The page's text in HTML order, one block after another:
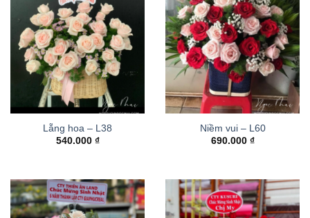
Lẵng hoa – L38
540.000 ₫
Niềm vui – L60
690.000 ₫